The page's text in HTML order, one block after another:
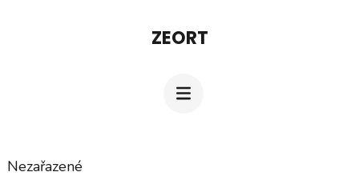
ZEORT
Nezařazené